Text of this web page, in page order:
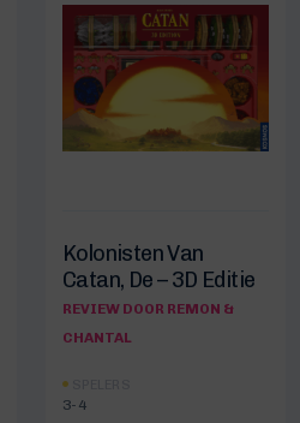
Kolonisten Van
Catan, De – 3D Editie
REVIEW DOOR REMON &
CHANTAL
3-4